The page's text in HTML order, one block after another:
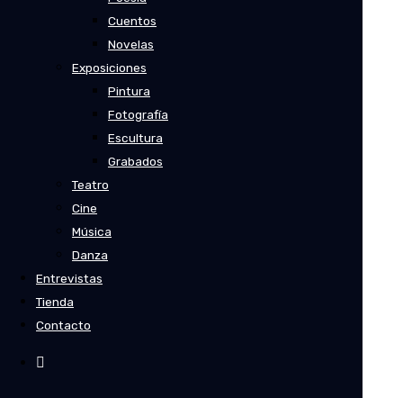
Cuentos
Novelas
Exposiciones
Pintura
Fotografía
Escultura
Grabados
Teatro
Cine
Música
Danza
Entrevistas
Tienda
Contacto